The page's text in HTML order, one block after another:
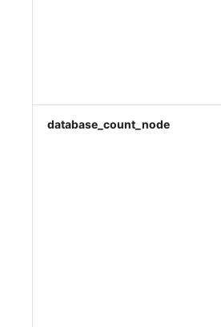
database_count_node